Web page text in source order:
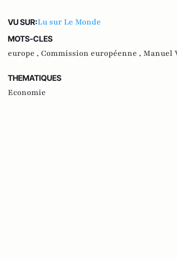
VU SUR:Lu sur Le Monde
MOTS-CLES
europe , Commission européenne , Manuel
THEMATIQUES
Economie